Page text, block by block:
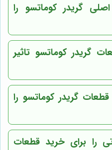
گریدر کوماتسو را
گریدر کوماتسو تاثیر
گریدر کوماتسو را
را برای خرید قطعات